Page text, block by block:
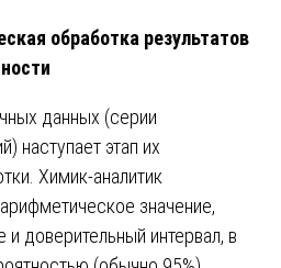
обработка результатов
данных (серии
наступает этап их
Химик-аналитик
значение,
и доверительный интервал, в